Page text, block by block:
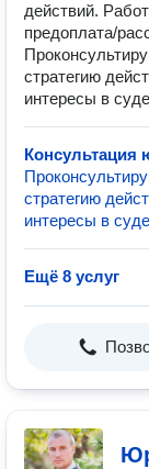
действий.
предоплата/
стратегию
интересы в
Консультация
стратегию
интересы в
Ещё 8 услуг